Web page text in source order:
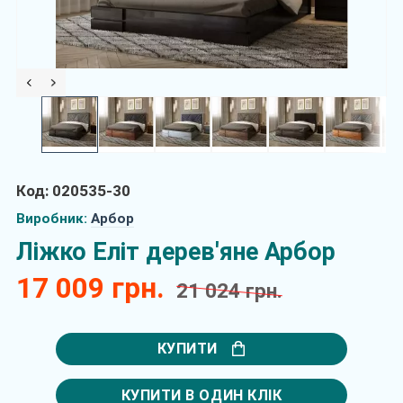
Код: 020535-30
Виробник: Арбор
Ліжко Еліт дерев'яне Арбор
17 009 грн. 21 024 грн.
КУПИТИ
КУПИТИ В ОДИН КЛІК